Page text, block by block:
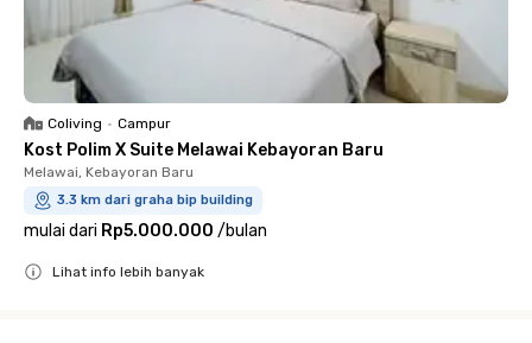
Coliving • Campur
Kost Polim X Suite Melawai Kebayoran Baru
Melawai, Kebayoran Baru
3.3 km dari graha bip building
mulai dari Rp5.000.000 /bulan
Lihat info lebih banyak